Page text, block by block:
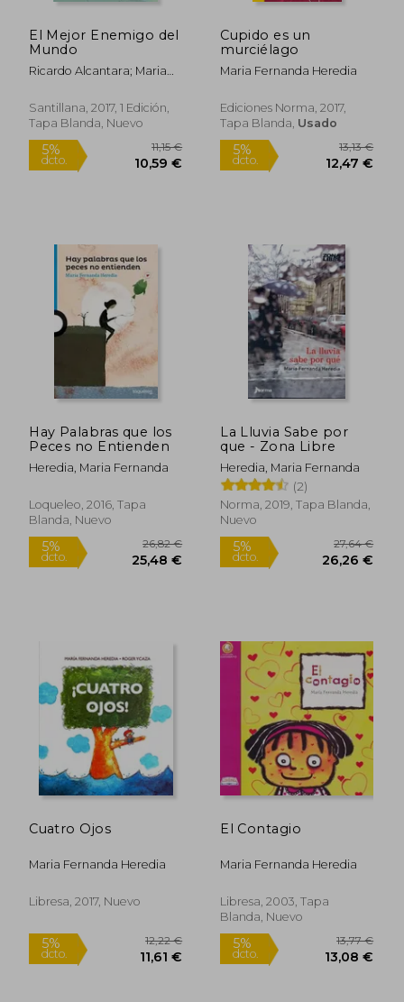
El Mejor Enemigo del
Mundo
Ricardo Alcantara; Maria
Santillana, 2017, 1 Edición,
Tapa Blanda, Nuevo
10,59 €
Cupido es un
murciélago
Maria Fernanda Heredia
Ediciones Norma, 2017,
Tapa Blanda, Usado
5%
dcto.
Hay Palabras que los
Peces no Entienden
Heredia, Maria Fernanda
Loqueleo, 2016, Tapa
Blanda, Nuevo
dcto.
La Lluvia Sabe por
que - Zona Libre
Heredia, Maria Fernanda
(2)
Norma, 2019, Tapa Blanda,
Nuevo
dcto.
Cuatro Ojos
Maria Fernanda Heredia
Libresa, 2017, Nuevo
El Contagio
Maria Fernanda Heredia
Libresa, 2003, Tapa
Blanda, Nuevo